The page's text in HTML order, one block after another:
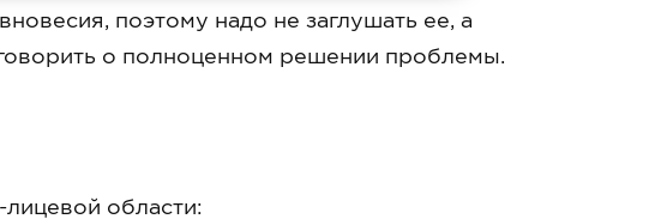
поэтому надо не заглушать ее, а
о полноценном решении проблемы.
области: